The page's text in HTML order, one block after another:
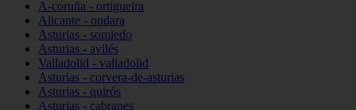
A-coruña - ortigueira
Alicante - ondara
Asturias - somiedo
Asturias - avilés
Valladolid - valladolid
Asturias - corvera-de-asturias
Asturias - quirós
Asturias - cabranes